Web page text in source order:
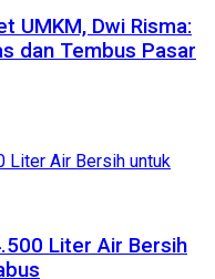
UMKM, Dwi Risma:
dan Tembus Pasar
Liter Air Bersih